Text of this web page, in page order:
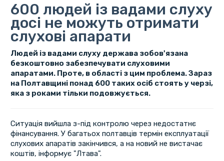
600 людей із вадами слуху
досі не можуть отримати
слухові апарати
Людей із вадами слуху держава зобов'язана
безкоштовно забезпечувати слуховими
апаратами. Проте, в області з цим проблема. Зараз
на Полтавщині понад 600 таких осіб стоять у черзі,
яка з роками тільки подовжується.
Ситуація вийшла з-під контролю через недостатнє
фінансування. У багатьох полтавців термін експлуатації
слухових апаратів закінчився, а на новий не вистачає
коштів, інформує "Лтава".